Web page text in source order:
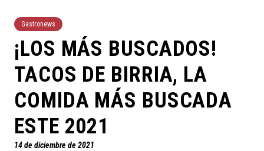
Gastronews
¡LOS MÁS BUSCADOS!
TACOS DE BIRRIA, LA
COMIDA MÁS BUSCADA
ESTE 2021
14 de diciembre de 2021